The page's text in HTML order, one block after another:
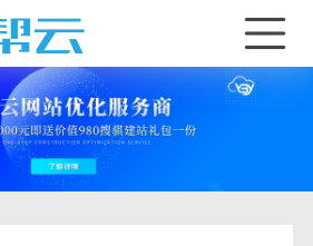
首页
产品与服务